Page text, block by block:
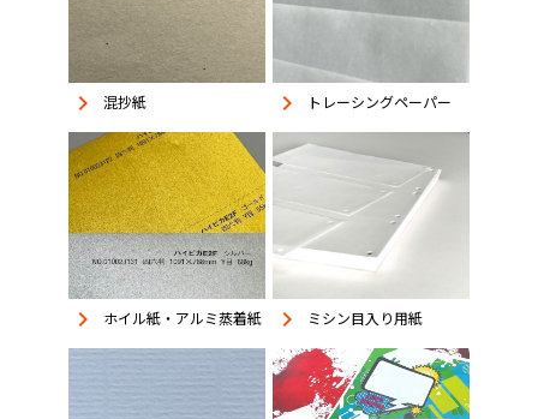
keyboard_arrow_right 混抄紙 keyboard_arrow_right トレーシングペーパー
keyboard_arrow_right ホイル紙・アルミ蒸着紙 keyboard_arrow_right ミシン目入り用紙